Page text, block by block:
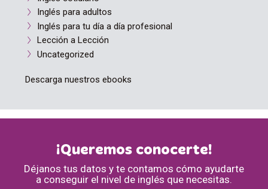
Inglés para adultos
Inglés para tu día a día profesional
Lección a Lección
Uncategorized
Descarga nuestros ebooks
¡Queremos conocerte!
Déjanos tus datos y te contamos cómo ayudarte
a conseguir el nivel de inglés que necesitas.